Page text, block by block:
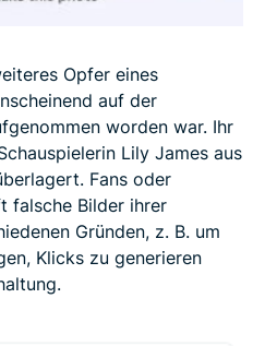
Opfer eines
auf der
worden war. Ihr
Lily James aus
Fans oder
falsche Bilder ihrer
Gründen, z. B. um
Klicks zu generieren